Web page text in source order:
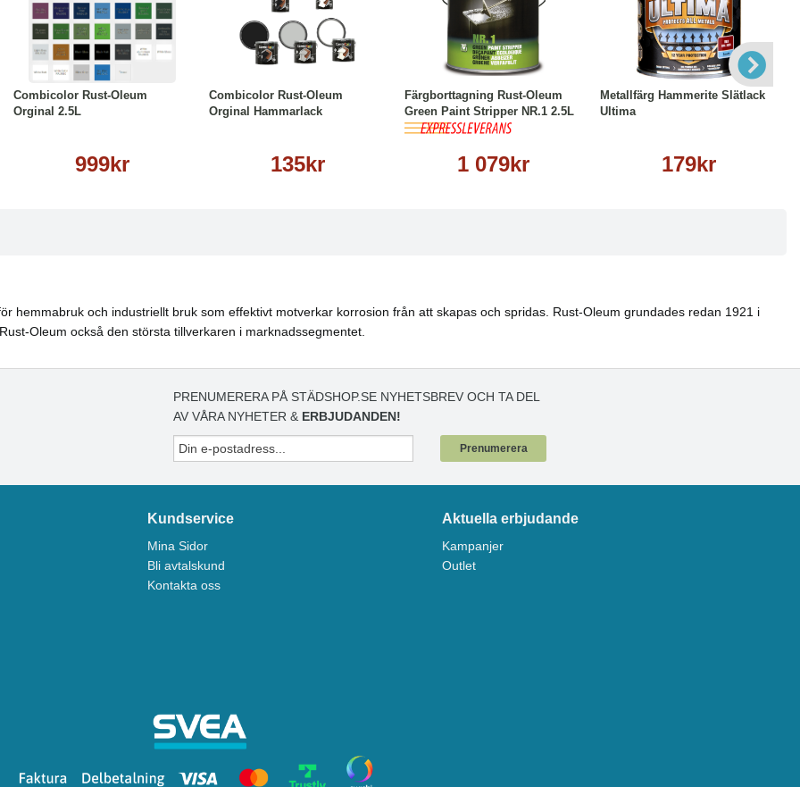
säkerställ att den är torr före applicering. Galvaniserade, zink- och aluminiumytor bör grundas med lämplig primer.
Combicolor Rust-Oleum
Orginal 2.5L
999kr
Läs mer
Combicolor Rust-Oleum
Orginal Hammarlack
135kr
Läs mer
Färgborttagning Rust-Oleum
Green Paint Stripper NR.1 2.5L
1 079kr
Köp Läs mer
Metallfärg Hammerite Slätlack
Ultima
179kr
Läs mer
hemmabruk och industriellt bruk som effektivt motverkar korrosion från att skapas och spridas. Rust-Oleum grundades redan 1921 i
Oleum också den största tillverkaren i marknadssegmentet.
PRENUMERERA PÅ STÄDSHOP.SE NYHETSBREV OCH TA DEL
AV VÅRA NYHETER & ERBJUDANDEN!
Prenumerera
Kundservice
Mina Sidor
Bli avtalskund
Kontakta oss
Aktuella erbjudande
Kampanjer
Outlet